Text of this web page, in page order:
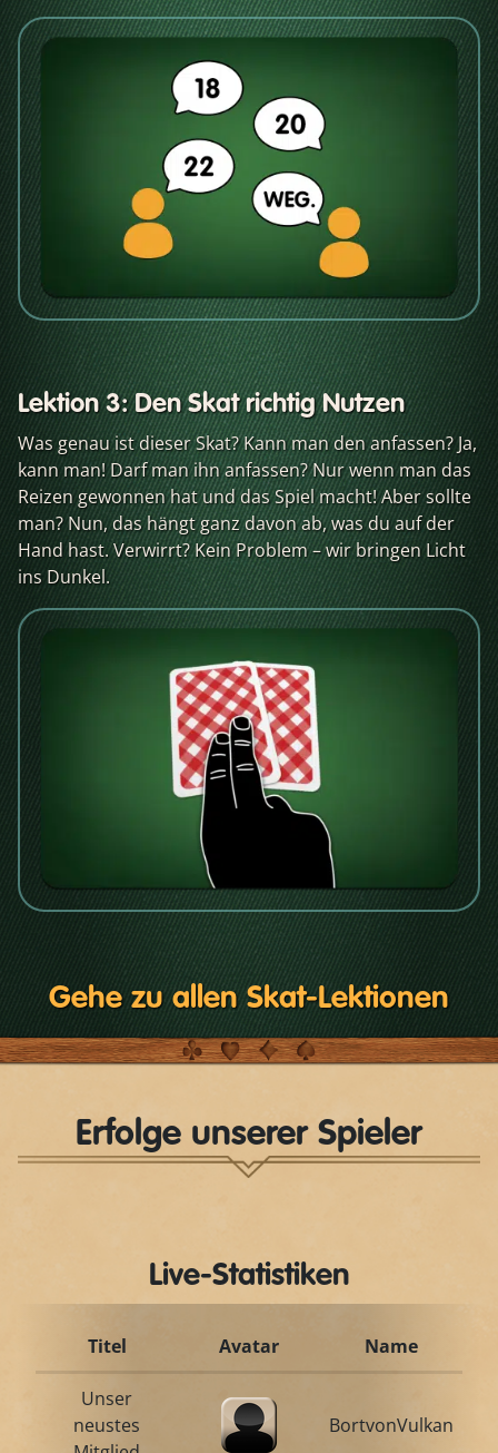
Lektion 3: Den Skat richtig Nutzen
Was genau ist dieser Skat? Kann man den anfassen? Ja,
kann man! Darf man ihn anfassen? Nur wenn man das
Reizen gewonnen hat und das Spiel macht! Aber sollte
man? Nun, das hängt ganz davon ab, was du auf der
Hand hast. Verwirrt? Kein Problem – wir bringen Licht
ins Dunkel.
Gehe zu allen Skat-Lektionen
Erfolge unserer Spieler
Live-Statistiken
Titel Avatar Name
Unser
neustes
BortvonVulkan